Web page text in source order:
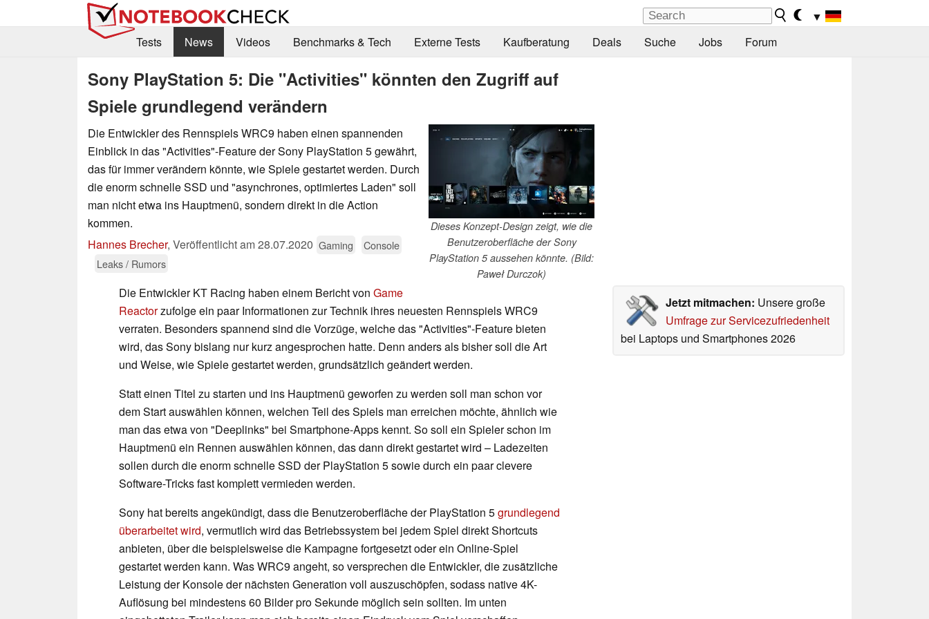
▼
Tests
News Videos Benchmarks & Tech Externe Tests Kaufberatung Deals Suche Jobs Forum
Sony PlayStation 5: Die "Activities" könnten den Zugriff auf
Spiele grundlegend verändern
Dieses Konzept-Design zeigt, wie die
Benutzeroberfläche der Sony
PlayStation 5 aussehen könnte. (Bild:
Paweł Durczok)
Die Entwickler des Rennspiels WRC9 haben einen spannenden
Einblick in das "Activities"-Feature der Sony PlayStation 5 gewährt,
das für immer verändern könnte, wie Spiele gestartet werden. Durch
die enorm schnelle SSD und "asynchrones, optimiertes Laden" soll
man nicht etwa ins Hauptmenü, sondern direkt in die Action
kommen.
Hannes Brecher, Veröffentlicht am28.07.2020 Gaming
Console
Leaks / Rumors
Jetzt mitmachen: Unsere große
Umfrage zur Servicezufriedenheit
bei Laptops und Smartphones 2026
Die Entwickler KT Racing haben einem Bericht von Game
Reactorzufolge ein paar Informationen zur Technik ihres neuesten Rennspiels WRC9
verraten. Besonders spannend sind die Vorzüge, welche das "Activities"-Feature bieten
wird, das Sony bislang nur kurz angesprochen hatte. Denn anders als bisher soll die Art
und Weise, wie Spiele gestartet werden, grundsätzlich geändert werden.
Statt einen Titel zu starten und ins Hauptmenü geworfen zu werden soll man schon vor
dem Start auswählen können, welchen Teil des Spiels man erreichen möchte, ähnlich wie
man das etwa von "Deeplinks" bei Smartphone-Apps kennt. So soll ein Spieler schon im
Hauptmenü ein Rennen auswählen können, das dann direkt gestartet wird – Ladezeiten
sollen durch die enorm schnelle SSD der PlayStation 5 sowie durch ein paar clevere
Software-Tricks fast komplett vermieden werden.
Sony hat bereits angekündigt, dass die Benutzeroberfläche der PlayStation 5grundlegend
überarbeitet wird, vermutlich wird das Betriebssystem bei jedem Spiel direkt Shortcuts
anbieten, über die beispielsweise die Kampagne fortgesetzt oder ein Online-Spiel
gestartet werden kann. Was WRC9 angeht, so versprechen die Entwickler, die zusätzliche
Leistung der Konsole der nächsten Generation voll auszuschöpfen, sodass native 4K-
Auflösung bei mindestens 60 Bilder pro Sekunde möglich sein sollten. Im unten